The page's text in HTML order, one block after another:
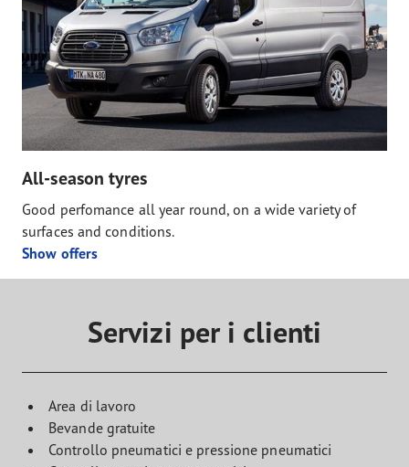
All-season tyres
Good perfomance all year round, on a wide variety of
surfaces and conditions.
Show offers
Servizi per i clienti
Area di lavoro
Bevande gratuite
Controllo pneumatici e pressione pneumatici